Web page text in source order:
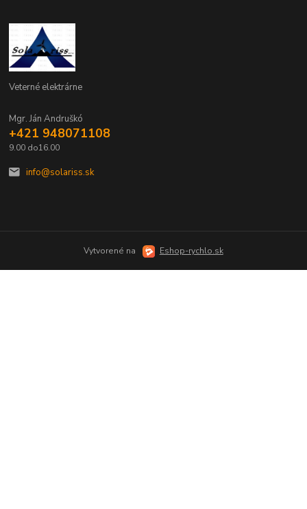
Veterné elektrárne
Mgr. Ján Andruškó
+421 948071108
9.00 do16.00
info@solariss.sk
Vytvorené na Eshop-rychlo.sk